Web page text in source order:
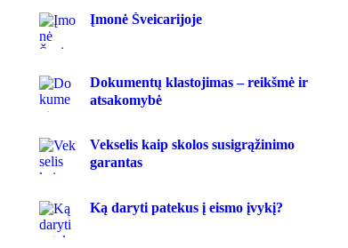
Įmonė Šveicarijoje
Dokumentų klastojimas – reikšmė ir
atsakomybė
Vekselis kaip skolos susigrąžinimo
garantas
Ką daryti patekus į eismo įvykį?